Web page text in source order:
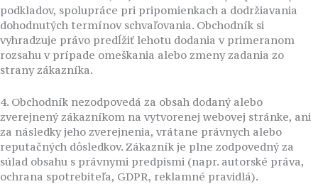
podkladov, spolupráce pri pripomienkach a dodržiavania
dohodnutých termínov schvaľovania. Obchodník si
vyhradzuje právo predĺžiť lehotu dodania v primeranom
rozsahu v prípade omeškania alebo zmeny zadania zo
strany zákazníka.
4. Obchodník nezodpovedá za obsah dodaný alebo
zverejnený zákazníkom na vytvorenej webovej stránke, ani
za následky jeho zverejnenia, vrátane právnych alebo
reputačných dôsledkov. Zákazník je plne zodpovedný za
súlad obsahu s právnymi predpismi (napr. autorské práva,
ochrana spotrebiteľa, GDPR, reklamné pravidlá).